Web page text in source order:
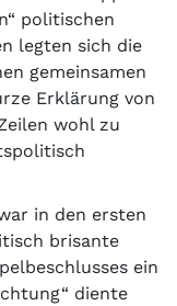
politischen
legten sich die
gemeinsamen
Erklärung von
wohl zu
in den ersten
brisante
ein
diente